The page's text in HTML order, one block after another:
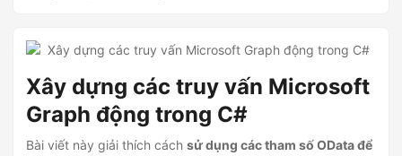
Xây dựng các truy vấn Microsoft
Graph động trong C#
Bài viết này giải thích cách sử dụng các tham số OData để